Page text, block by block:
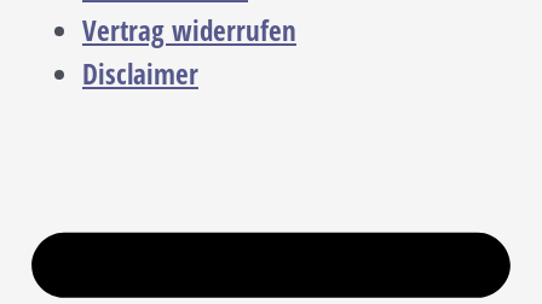
Vertrag widerrufen
Disclaimer